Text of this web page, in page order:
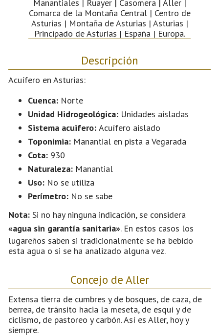
Manantiales | Ruayer | Casomera | Aller |
Comarca de la Montaña Central | Centro de
Asturias | Montaña de Asturias | Asturias |
Principado de Asturias | España | Europa.
Descripción
Acuífero en Asturias:
Cuenca: Norte
Unidad Hidrogeológica: Unidades aisladas
Sistema acuifero: Acuífero aislado
Toponimia: Manantial en pista a Vegarada
Cota: 930
Naturaleza: Manantial
Uso: No se utiliza
Perímetro: No se sabe
Nota: Si no hay ninguna indicación, se considera
«agua sin garantía sanitaria». En estos casos los
lugareños saben si tradicionalmente se ha bebido
esta agua o si se ha analizado alguna vez.
Concejo de Aller
Extensa tierra de cumbres y de bosques, de caza, de
berrea, de tránsito hacia la meseta, de esquí y de
ciclismo, de pastoreo y carbón. Así es Aller, hoy y
siempre.